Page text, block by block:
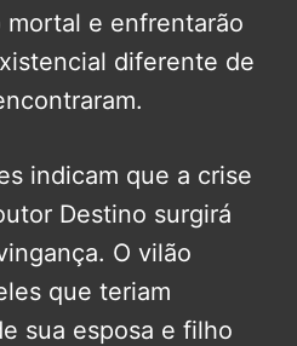
mortal e enfrentarão
diferente de
indicam que a crise
Destino surgirá
O vilão
que teriam
sua esposa e filho